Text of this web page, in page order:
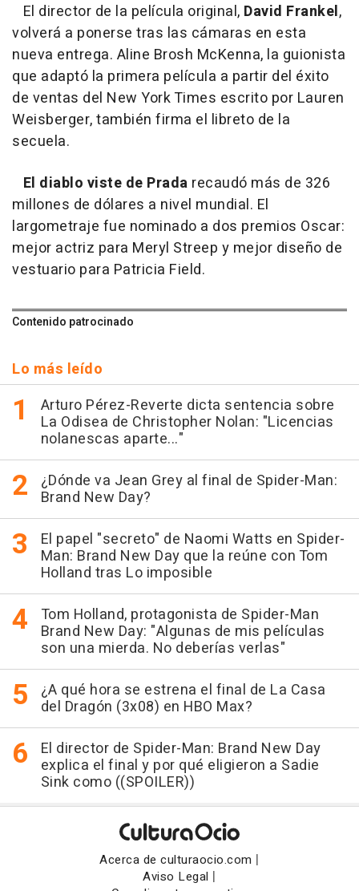
El director de la película original, David Frankel,
volverá a ponerse tras las cámaras en esta
nueva entrega. Aline Brosh McKenna, la guionista
que adaptó la primera película a partir del éxito
de ventas del New York Times escrito por Lauren
Weisberger, también firma el libreto de la
secuela.
El diablo viste de Prada recaudó más de 326
millones de dólares a nivel mundial. El
largometraje fue nominado a dos premios Oscar:
mejor actriz para Meryl Streep y mejor diseño de
vestuario para Patricia Field.
Contenido patrocinado
Lo más leído
Arturo Pérez-Reverte dicta sentencia sobre
La Odisea de Christopher Nolan: "Licencias
nolanescas aparte..."
¿Dónde va Jean Grey al final de Spider-Man:
Brand New Day?
El papel "secreto" de Naomi Watts en Spider-
Man: Brand New Day que la reúne con Tom
Holland tras Lo imposible
Tom Holland, protagonista de Spider-Man
Brand New Day: "Algunas de mis películas
son una mierda. No deberías verlas"
¿A qué hora se estrena el final de La Casa
del Dragón (3x08) en HBO Max?
El director de Spider-Man: Brand New Day
explica el final y por qué eligieron a Sadie
Sink como ((SPOILER))
Acerca de culturaocio.com |
Aviso Legal |